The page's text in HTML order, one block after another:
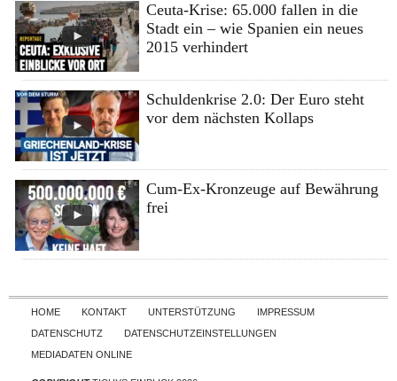
Ceuta-Krise: 65.000 fallen in die
Stadt ein – wie Spanien ein neues
2015 verhindert
Schuldenkrise 2.0: Der Euro steht
vor dem nächsten Kollaps
Cum-Ex-Kronzeuge auf Bewährung
frei
Skip to content
HOME KONTAKT UNTERSTÜTZUNG
IMPRESSUM
DATENSCHUTZ
DATENSCHUTZEINSTELLUNGEN
MEDIADATEN ONLINE